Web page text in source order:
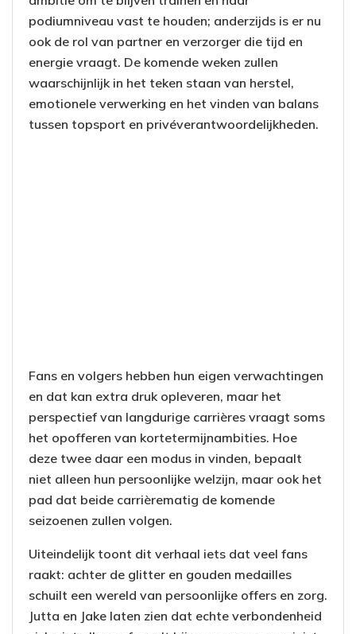
podiumniveau vast te houden; anderzijds is er nu
ook de rol van partner en verzorger die tijd en
energie vraagt. De komende weken zullen
waarschijnlijk in het teken staan van herstel,
emotionele verwerking en het vinden van balans
tussen topsport en privéverantwoordelijkheden.
Fans en volgers hebben hun eigen verwachtingen
en dat kan extra druk opleveren, maar het
perspectief van langdurige carrières vraagt soms
het opofferen van kortetermijnambities. Hoe
deze twee daar een modus in vinden, bepaalt
niet alleen hun persoonlijke welzijn, maar ook het
pad dat beide carrièrematig de komende
seizoenen zullen volgen.
Uiteindelijk toont dit verhaal iets dat veel fans
raakt: achter de glitter en gouden medailles
schuilt een wereld van persoonlijke offers en zorg.
Jutta en Jake laten zien dat echte verbondenheid